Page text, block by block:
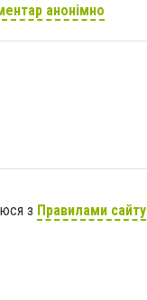
анонімно
з Правилами сайту